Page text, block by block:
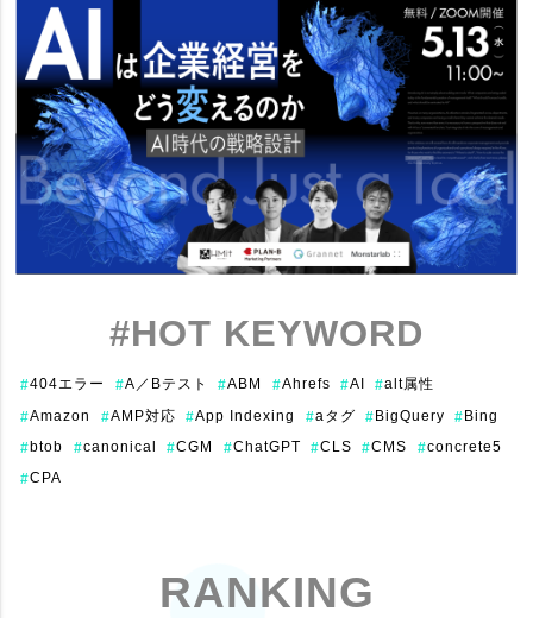
#HOT KEYWORD
#404エラー #A／Bテスト #ABM #Ahrefs #AI #alt属性
#Amazon #AMP対応 #App Indexing #aタグ #BigQuery #Bing
#btob #canonical #CGM #ChatGPT #CLS #CMS #concrete5
#CPA
RANKING